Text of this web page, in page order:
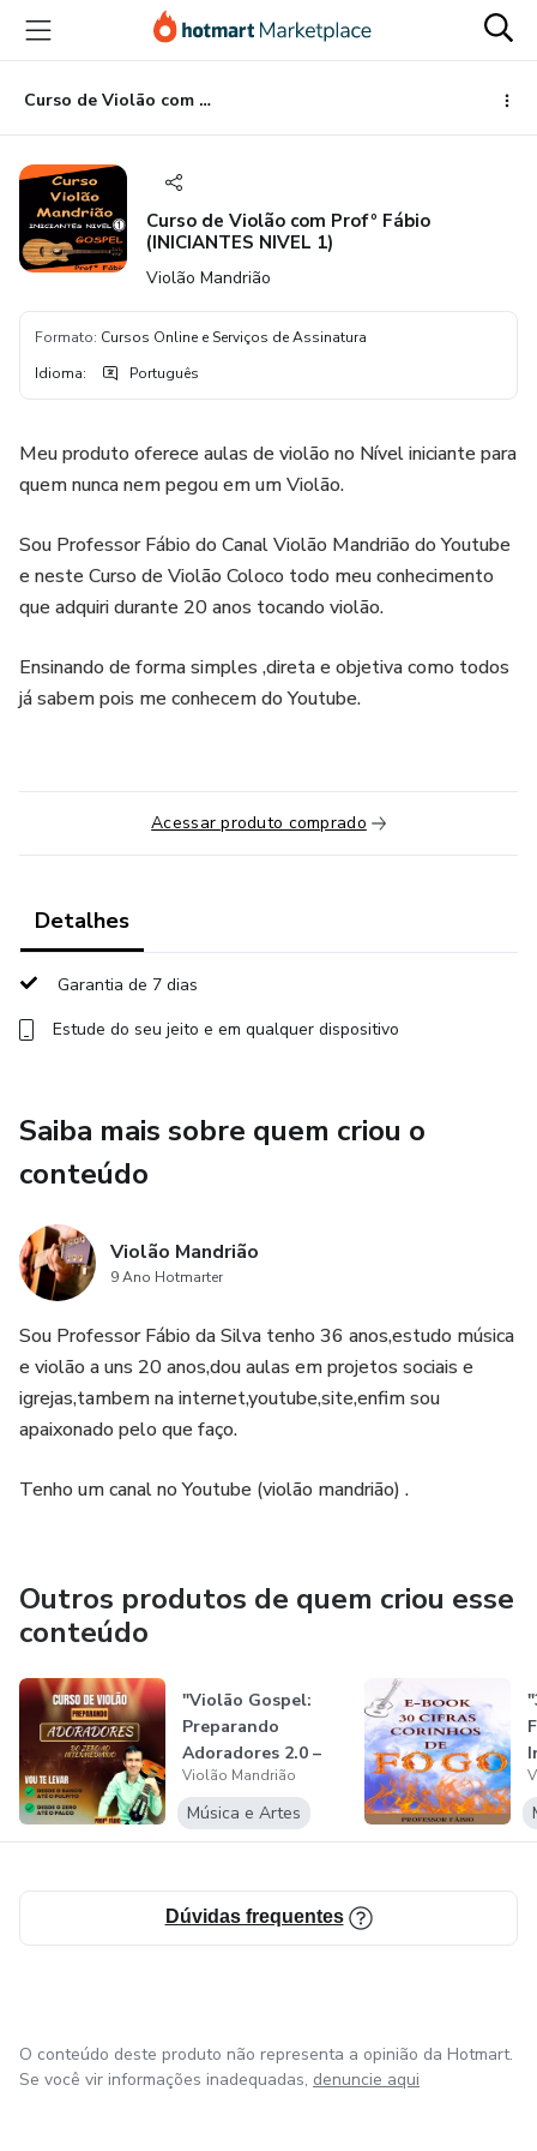
para
conteúdo
principal
para
pagamento
para
rodapé
Curso de Violão com Profº Fábio (INICIANTES NIVEL 1)
Curso de Violão com Profº Fábio
(INICIANTES NIVEL 1)
Violão Mandrião
Formato: Cursos Online e Serviços de Assinatura
Idioma: Português
Meu produto oferece aulas de violão no Nível iniciante para
quem nunca nem pegou em um Violão.
Sou Professor Fábio do Canal Violão Mandrião do Youtube
e neste Curso de Violão Coloco todo meu conhecimento
que adquiri durante 20 anos tocando violão.
Ensinando de forma simples ,direta e objetiva como todos
já sabem pois me conhecem do Youtube.
Acessar produto comprado
Detalhes
Garantia de 7 dias
Estude do seu jeito e em qualquer dispositivo
Saiba mais sobre quem criou o
conteúdo
Violão Mandrião
9 Ano Hotmarter
Sou Professor Fábio da Silva tenho 36 anos,estudo música
e violão a uns 20 anos,dou aulas em projetos sociais e
igrejas,tambem na internet,youtube,site,enfim sou
apaixonado pelo que faço.
Tenho um canal no Youtube (violão mandrião) .
Outros produtos de quem criou esse
conteúdo
"Violão Gospel:
Preparando
Adoradores 2.0 –
Aprenda, Inspire...
Violão Mandrião
Música e Artes
Dúvidas frequentes
O conteúdo deste produto não representa a opinião da Hotmart.
Se você vir informações inadequadas, denuncie aqui